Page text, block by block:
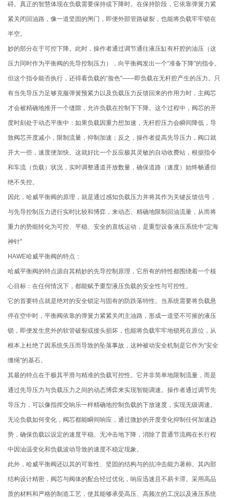
碍。真正的智慧体现在负载需要保持或下降时。在保持阶段，它依靠弹簧力紧
紧关闭回油路，像一道坚固的闸门，即便外部管路破裂，也能将负载牢牢锁在
半空。
妙的部分在于可控下降。此时，操作者通过调节通往液压缸有杆腔的油压（这
压力同时作为平衡阀的先导控制压力），向平衡阀发出一个“准备下降"的指令。
但这个指令能否执行，还得看负载的“脸色"——即负载在无杆腔产生的压力。只
有当先导压力足够克服弹簧预紧力以及负载压力反馈回来的作用力时，主阀芯
才会被精确地推开一个缝隙，允许负载在控制下下降。这个过程中，阀芯的开
度时刻处于动态平衡中：如果负载因重力想加速，无杆腔压力会瞬间降低，导
致阀芯开度减小，限制流量，抑制加速；反之，操作者提高先导压力，阀口就
开大一些，速度便加快。这就好比一个反应极其灵敏的自动收费站，根据指令
和车流（负载）状况，实时调整通道开放数量，确保道路（速度）始终畅通但
绝不失控。
因此，哈威平衡阀的原理，就是通过感知负载压力并将其作为关键反馈信号，
与先导控制压力进行实时比较和博弈，来动态、精确地限制回油流量，从而将
重力的势能转化为可控、平稳、安全的直线运动，是重型设备液压系统中“定海
神针"
HAWE哈威平衡阀的特点：
哈威平衡阀的特点源自其精妙的先导控制原理，它所有的特性都围绕着一个核
心目标：在任何情况下，都能赋予重型液压负载的安全性与可控性。
它的首要特点就是绝对的安全锁定与固有的防跌落特性。当系统需要将负载悬
停在空中时，平衡阀依靠的弹簧力紧紧关闭主油路，形成一道坚不可摧的液压
锁，即便发生意外的软管破裂或接头损坏，也能将负载牢牢地锁死在原位，从
根本上杜绝了因系统失压而导致的坠落事故，这种被动安全机制是它作为“安全
缰绳"的基石。
其最的特点在于极其平滑与精准的负载可控性。它并非简单地限制流量，而是
通过先导压力与负载压力之间的动态博弈来实现智能调速。操作者通过调节先
导压力，可以像指挥交响乐一样精确地控制负载的下放速度，实现无级调速。
无论负载如何变化，阀芯都能瞬间响应，通过微妙的开度变化抑制任何加速趋
势，确保负载以设定的速度平稳、无冲击地下降，消除了普通节流阀在长行程
中因油温变化和负载波动导致的速度不稳定现象。
此外，哈威平衡阀还以其的可靠性、坚固的结构与的抗冲击能力著称。其内部
结构设计精密，阀芯与阀体的配合经过优化，响应迅速且不易卡滞。采用高品
质的材料和严格的制造工艺，使其能够承受高压、高频次的工况以及液压系统